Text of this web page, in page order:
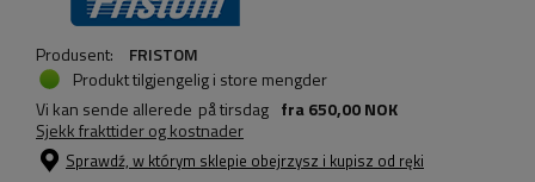
Produsent:
FRISTOM
Produkt tilgjengelig i store mengder
Vi kan sende allerede på tirsdag fra650,00 NOK
Sjekk frakttider og kostnader
Sprawdź, w którym sklepie obejrzysz i kupisz od ręki